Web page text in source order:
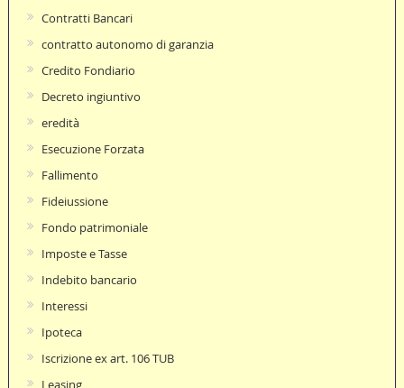
Contratti Bancari
contratto autonomo di garanzia
Credito Fondiario
Decreto ingiuntivo
eredità
Esecuzione Forzata
Fallimento
Fideiussione
Fondo patrimoniale
Imposte e Tasse
Indebito bancario
Interessi
Ipoteca
Iscrizione ex art. 106 TUB